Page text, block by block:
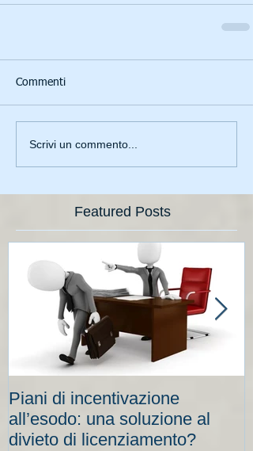
Commenti
Scrivi un commento...
Featured Posts
Piani di incentivazione
all’esodo: una soluzione al
divieto di licenziamento?